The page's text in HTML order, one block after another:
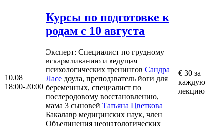
10.08
18:00-20:00
Курсы по подготовке к
родам c 10 августа
Эксперт: Специалист по грудному
вскармливанию и ведущая
психологических тренингов Сандра
Ласе доула, преподаватель йоги для
беременных, специалист по
послеродовому восстановлению,
мама 3 сыновей Татьяна Цветкова
Бакалавр медицинских наук, член
Объединения неонатологических
€ 30 за
каждую
лекцию